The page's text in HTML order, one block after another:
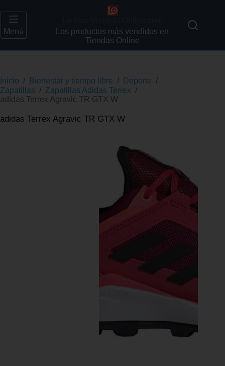
Menú
Los productos más vendidos en
Tiendas Online
Inicio / Bienestar y tiempo libre / Deporte /
Zapatillas / Zapatillas Adidas Terrex /
adidas Terrex Agravic TR GTX W
adidas Terrex Agravic TR GTX W